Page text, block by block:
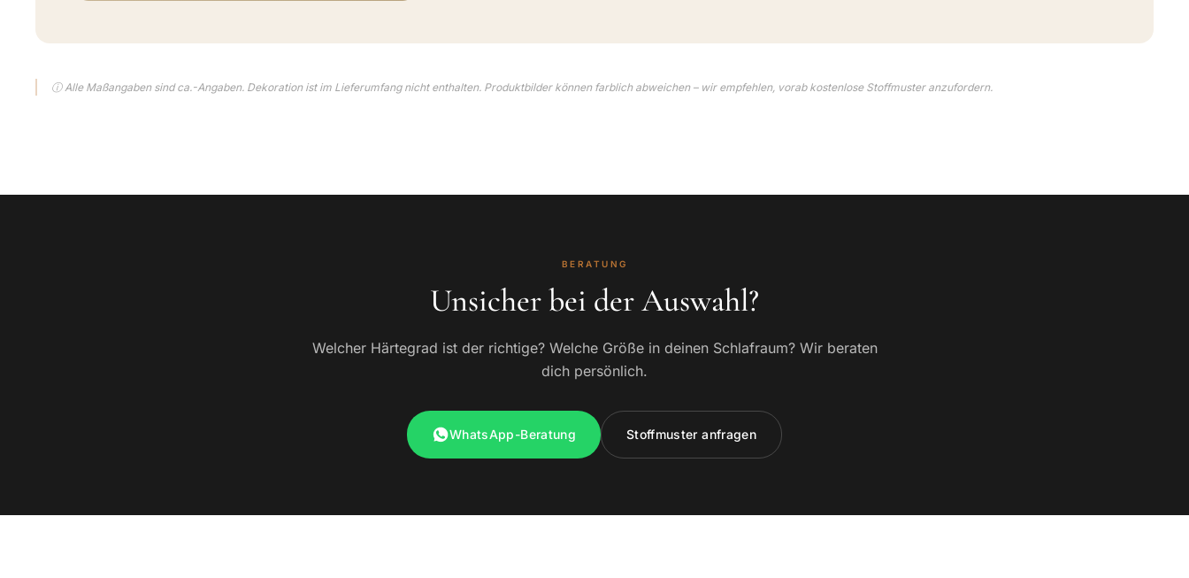
ⓘ Alle Maßangaben sind ca.-Angaben. Dekoration ist im Lieferumfang nicht enthalten. Produktbilder können farblich abweichen – wir empfehlen, vorab kostenlose Stoffmuster anzufordern.
BERATUNG
Unsicher bei der Auswahl?
Welcher Härtegrad ist der richtige? Welche Größe in deinen Schlafraum? Wir beraten
dich persönlich.
WhatsApp-Beratung Stoffmuster anfragen